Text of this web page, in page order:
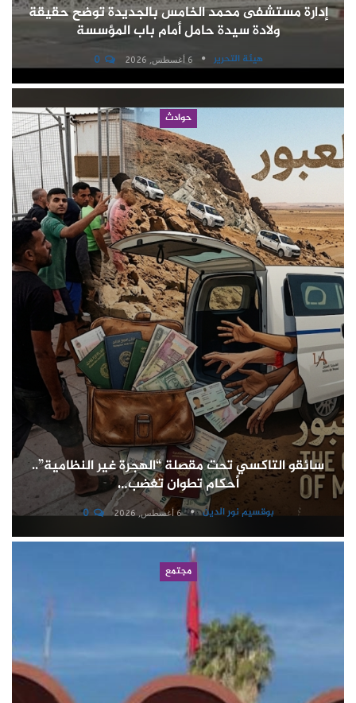
إدارة مستشفى محمد الخامس بالجديدة توضح حقيقة
ولادة سيدة حامل أمام باب المؤسسة
هيئة التحرير 6 أغسطس, 2026 0
حوادث
سائقو التاكسي تحت مقصلة “الهجرة غير النظامية”..
أحكام تطوان تغضب…
بوقسيم نور الدين 6 أغسطس, 2026 0
مجتمع